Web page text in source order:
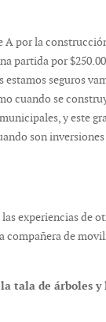
A por la
partida por
seguros
cuando se
y este
son
experiencias de
compañera de
tala de árboles y